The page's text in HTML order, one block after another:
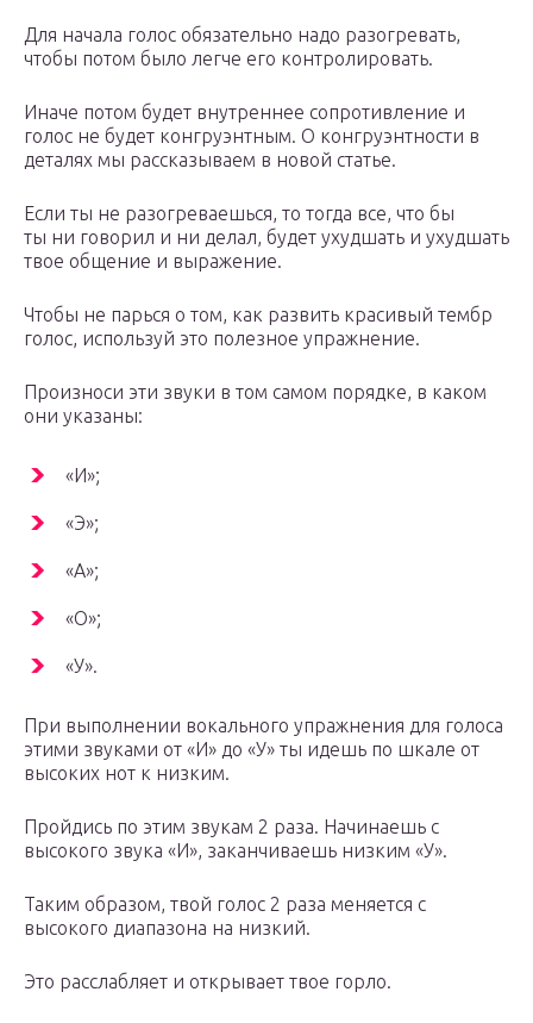
Для начала голос обязательно надо разогревать,
чтобы потом было легче его контролировать.
Иначе потом будет внутреннее сопротивление и
голос не будет конгруэнтным. О конгруэнтности в
деталях мы рассказываем в новой статье.
Если ты не разогреваешься, то тогда все, что бы
ты ни говорил и ни делал, будет ухудшать и ухудшать
твое общение и выражение.
Чтобы не парься о том, как развить красивый тембр
голос, используй это полезное упражнение.
Произноси эти звуки в том самом порядке, в каком
они указаны:
«И»;
«Э»;
«А»;
«О»;
«У».
При выполнении вокального упражнения для голоса
этими звуками от «И» до «У» ты идешь по шкале от
высоких нот к низким.
Пройдись по этим звукам 2 раза. Начинаешь с
высокого звука «И», заканчиваешь низким «У».
Таким образом, твой голос 2 раза меняется с
высокого диапазона на низкий.
Это расслабляет и открывает твое горло.